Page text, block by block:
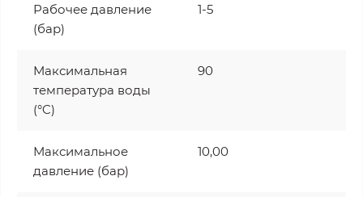
Рабочее давление
(бар)
1-5
Максимальная
температура воды
(°C)
90
Максимальное
давление (бар)
10,00